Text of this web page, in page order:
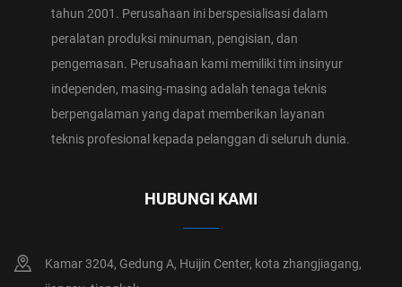
tahun 2001. Perusahaan ini berspesialisasi dalam
peralatan produksi minuman, pengisian, dan
pengemasan. Perusahaan kami memiliki tim insinyur
independen, masing-masing adalah tenaga teknis
berpengalaman yang dapat memberikan layanan
teknis profesional kepada pelanggan di seluruh dunia.
HUBUNGI KAMI
Kamar 3204, Gedung A, Huijin Center, kota zhangjiagang,